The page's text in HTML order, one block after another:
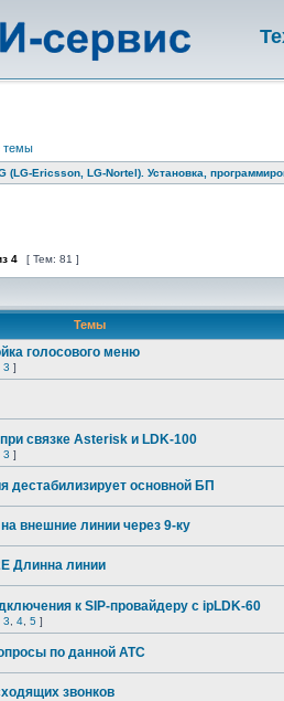
темы
(LG-Ericsson, LG-Nortel). Установка,
4 [ Тем: 81 ]
Темы
голосового меню
3 ]
связке Asterisk и LDK-100
3 ]
дестабилизирует основной БП
внешние линии через 9-ку
Длинна линии
к SIP-провайдеру с ipLDK-60
3 4 5 ]
по данной АТС
звонков